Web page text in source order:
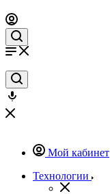
Мой кабинет
Технологии